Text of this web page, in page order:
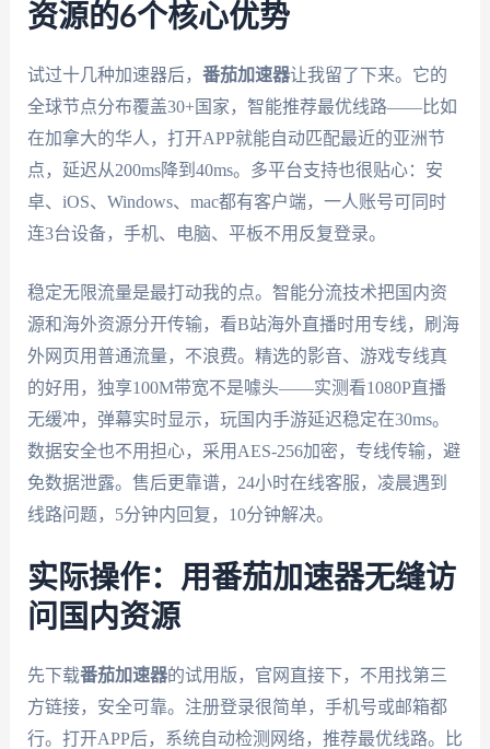
资源的6个核心优势
试过十几种加速器后， 番茄加速器让我留了下来。它的
全球节点分布覆盖30+国家，智能推荐最优线路——比如
在加拿大的华人，打开APP就能自动匹配最近的亚洲节
点，延迟从200ms降到40ms。多平台支持也很贴心：安
卓、iOS、Windows、mac都有客户端，一人账号可同时
连3台设备，手机、电脑、平板不用反复登录。
稳定无限流量是最打动我的点。智能分流技术把国内资
源和海外资源分开传输，看B站海外直播时用专线，刷海
外网页用普通流量，不浪费。精选的影音、游戏专线真
的好用，独享100M带宽不是噱头——实测看1080P直播
无缓冲，弹幕实时显示，玩国内手游延迟稳定在30ms。
数据安全也不用担心，采用AES-256加密，专线传输，避
免数据泄露。售后更靠谱，24小时在线客服，凌晨遇到
线路问题，5分钟内回复，10分钟解决。
实际操作：用番茄加速器无缝访
问国内资源
先下载番茄加速器的试用版，官网直接下，不用找第三
方链接，安全可靠。注册登录很简单，手机号或邮箱都
行。打开APP后，系统自动检测网络，推荐最优线路。比